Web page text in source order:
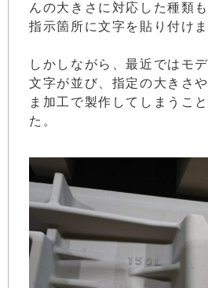
んの大きさに対応した種類
指示箇所に文字を貼り付けま
しかしながら、最近ではモ
文字が並び、指定の大きさ
ま加工で製作してしまうこ
た。